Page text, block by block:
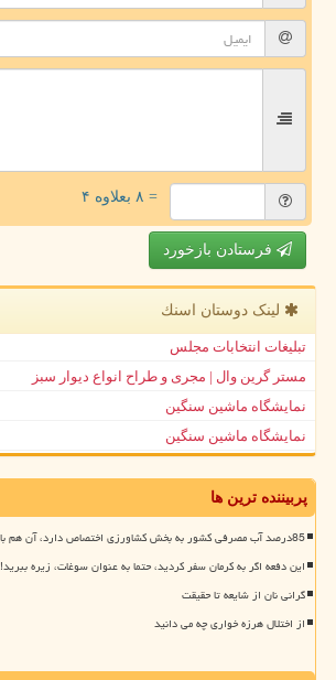
= ۸ بعلاوه ۴
فرستادن بازخورد
لینک دوستان اسنك
تبلیغات انتخابات مجلس
مستر گرین وال | مجری و طراح انواع دیوار سبز
نمایشگاه ماشین سنگین
نمایشگاه ماشین سنگین
پربیننده ترین ها
85درصد آب مصرفی کشور به بخش کشاورزی اختصاص دارد، آن هم با قیمت خیلی پایین
این دفعه اگر به کرمان سفر کردید، حتما به عنوان سوغات، زیره ببرید!
گرانی نان از شایعه تا حقیقت
از اختلال هرزه خواری چه می دانید